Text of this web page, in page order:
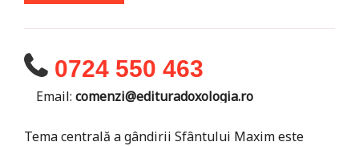
0724 550 463
Email: comenzi@edituradoxologia.ro
Tema centrală a gândirii Sfântului Maxim este